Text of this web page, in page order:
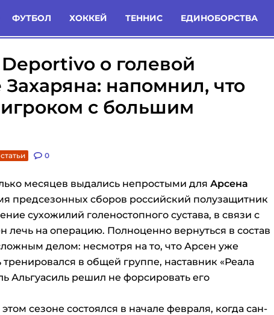
ФУТБОЛ ХОККЕЙ ТЕННИС ЕДИНОБОРСТВА
России: Статьи Комменты Новости
о голевой
Захаряна: напомнил, что
игроком с большим
0
месяцев выдались непростыми для Арсена
предсезонных сборов российский полузащитник
сухожилий голеностопного сустава, в связи с
на операцию. Полноценно вернуться в состав
делом: несмотря на то, что Арсен уже
тренировался в общей группе, наставник «Реала
Альгуасиль решил не форсировать его
сезоне состоялся в начале февраля, когда сан-